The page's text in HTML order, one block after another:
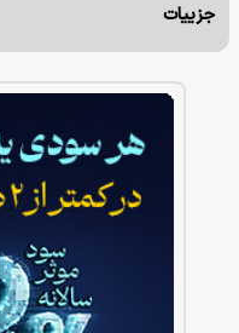
جزییات